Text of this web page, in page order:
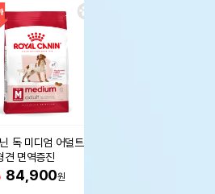
독 미디엄 어덜트 10
견 면역증진
84,900원